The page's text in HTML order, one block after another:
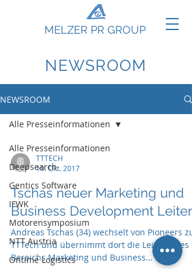
MELZER PR GROUP
NEWSROOM
NEWSROOM
Alle Presseinformationen
Deepsearch
Gentics Software
IFWK
Motorensymposium
NTT Austria
Ontime Logistics
Alle Presseinformationen
TTTECH
10. Okt. 2017
Tschas neuer Marketing und
Business Development Leiter
Andreas Tschas (34) wechselt von Pioneers zu
TTTech und übernimmt dort die Leitung des
Bereichs Marketing und Business